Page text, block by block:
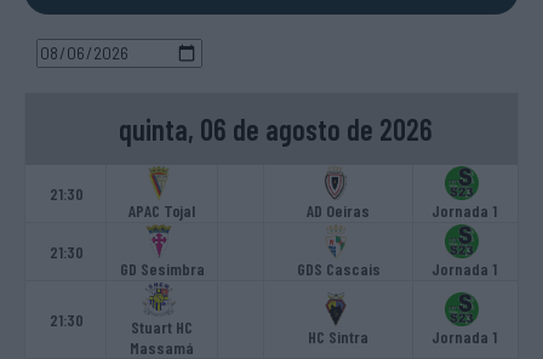
quinta, 06 de agosto de 2026
21:30
APAC Tojal
AD Oeiras
Jornada 1
21:30
GD Sesimbra
GDS Cascais Jornada 1
21:30
Stuart HC
Massamá
HC Sintra Jornada 1